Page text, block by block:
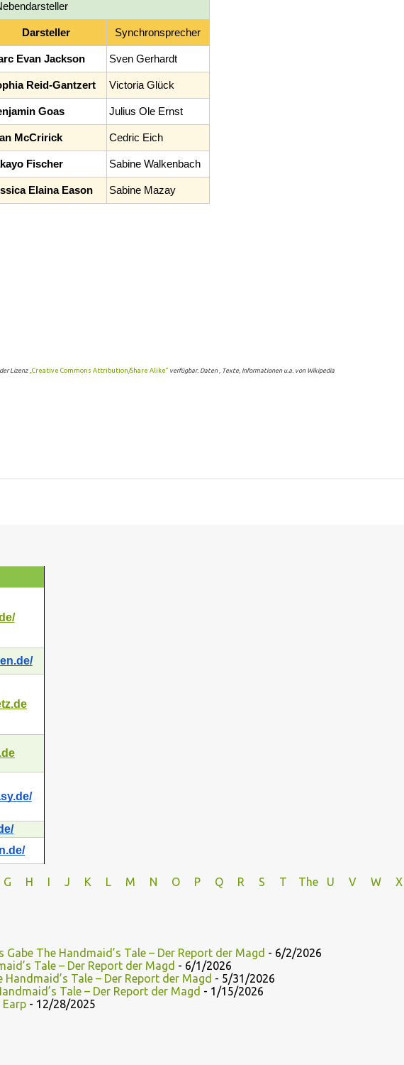
Darsteller Synchronsprecher
Evan Jackson Sven Gerhardt
Reid-Gantzert Victoria Glück
Goas Julius Ole Ernst
McCririck Cedric Eich
Fischer Sabine Walkenbach
Elaina Eason Sabine Mazay
Lizenz„Creative Commons Attribution/Share Alike“verfügbar. Daten , Texte, Informationen u.a. von Wikipedia
G H I J K L M N O P Q R S T The U V
W
The Handmaid’s Tale – Der Report der Magd - 6/2/2026
Tale – Der Report der Magd - 6/1/2026
Tale – Der Report der Magd - 5/31/2026
Tale – Der Report der Magd - 1/15/2026
- 12/28/2025